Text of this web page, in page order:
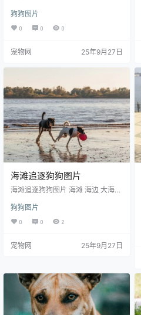
小狗 宠物狗 可爱动物 生物世界 图
片大全 高清图片下载 分辨率:350D
PI 尺寸：5304x6630编号为21022
提供 5304x6630，1080*1920多
狗狗图片
0 0 0
宠物网 25年9月27日
海滩追逐狗狗图片
海滩追逐狗狗图片 海滩 海边 大海
狗 萌狗狗 宠物狗 家宠 萌宠 家养 宠
物 犬类 动物 生物世界 图片大全 高
清图片下载 分辨率:350DPI 尺寸：5
0，图片格式为JPG文件，提供 547
和手机图片软件编辑和修改。
狗狗图片
0 0 2
宠物网 25年9月27日